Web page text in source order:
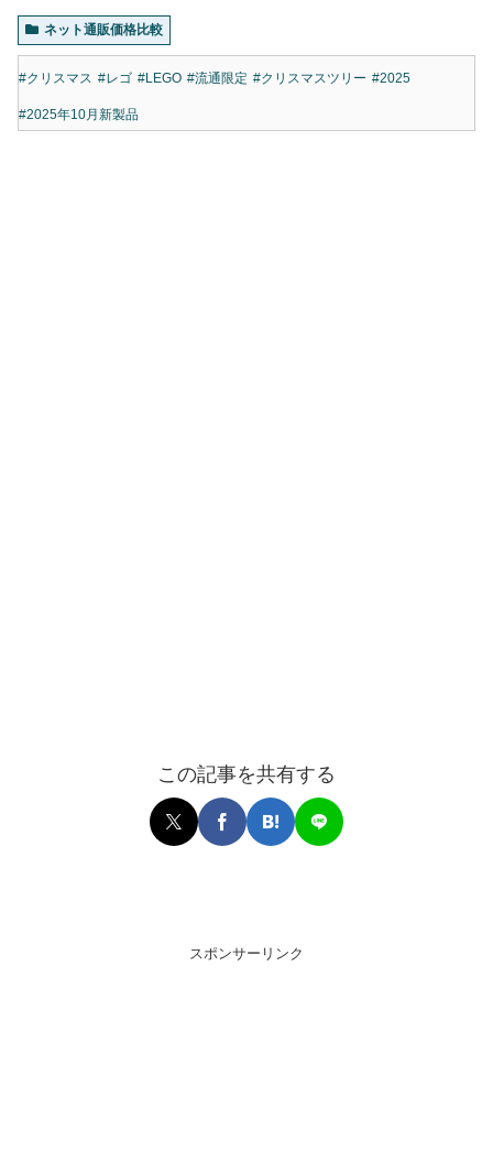
ネット通販価格比較
#クリスマス #レゴ #LEGO #流通限定 #クリスマスツリー #2025
#2025年10月新製品
この記事を共有する
スポンサーリンク